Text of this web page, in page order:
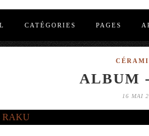
CATÉGORIES PAGES
ALBUM
16 MAI